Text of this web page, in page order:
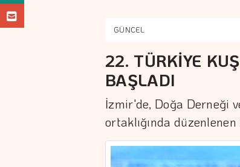
GÜNCEL
22. TÜRKİYE
BAŞLADI
İzmir'de, Doğa Derneği
ortaklığında